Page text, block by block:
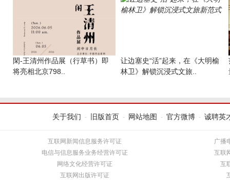
閑-王清州作品展（行草书）即
将亮相北京798..
让边塞史“活”起来，在《大明榆
林卫》解锁沉浸式文旅..
关于我们 - 旧版首页 - 网站地图 - 官方微博 - 诚聘英
互联网新闻信息服务许可证
电信与信息服务业务经营许可证
网络文化经营许可证
互联网出版许可证
广播
互联
互